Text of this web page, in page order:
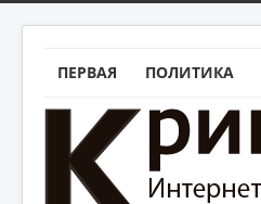
ПЕРВАЯ ПОЛИТИКА